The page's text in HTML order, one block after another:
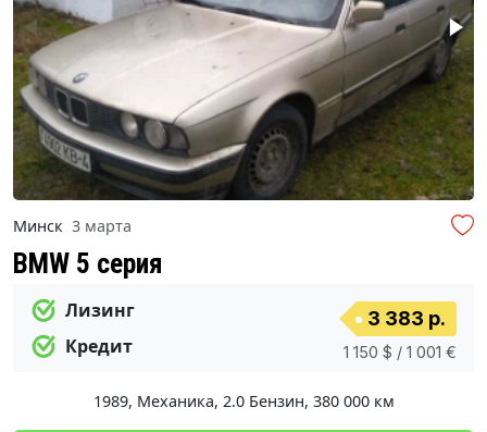
Минск 3 марта
BMW 5 серия
Лизинг
Кредит
3 383 р.
1 150 $ / 1 001 €
1989, Механика, 2.0 Бензин, 380 000 км